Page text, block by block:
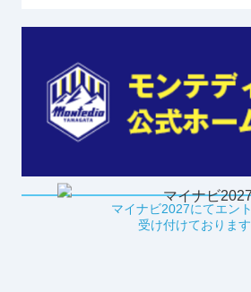
マイナビ2027にてエン
受け付けております